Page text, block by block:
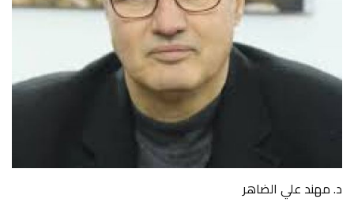
د. مهند علي الضاهر